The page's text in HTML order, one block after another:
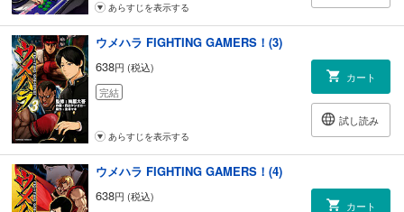
あらすじを表示する
ウメハラ FIGHTING GAMERS！(3)
638円 (税込)
完結
カート
試し読み
あらすじを表示する
ウメハラ FIGHTING GAMERS！(4)
638円 (税込)
カート